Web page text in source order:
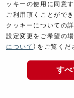
製品ポスター
Copyright
ッキーの使用に同意
ご利用頂くことができ
クッキーについての
設定変更をご希望の
について ）をご覧くだ
す